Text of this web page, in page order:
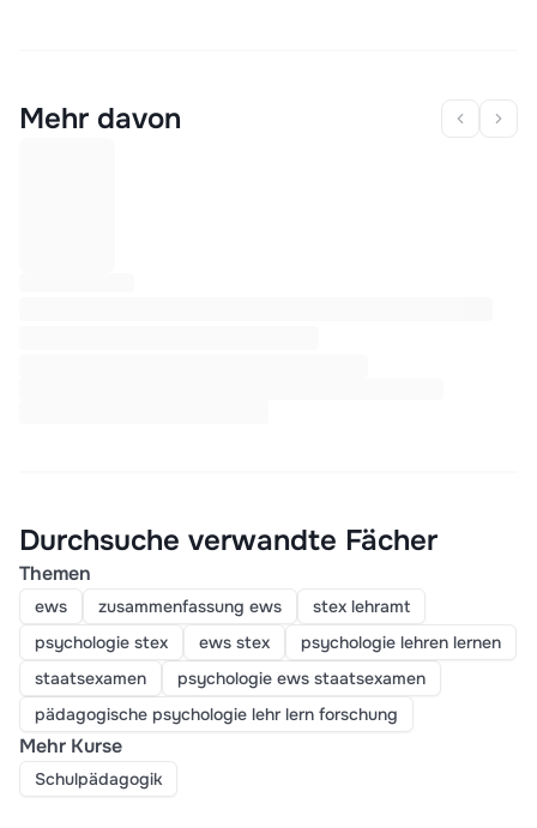
Mehr davon
Durchsuche verwandte Fächer
Themen
ews zusammenfassung ews
stex lehramt
psychologie stex
ews stex
psychologie lehren lernen
staatsexamen
psychologie ews staatsexamen
pädagogische psychologie lehr lern forschung
Mehr Kurse
Schulpädagogik